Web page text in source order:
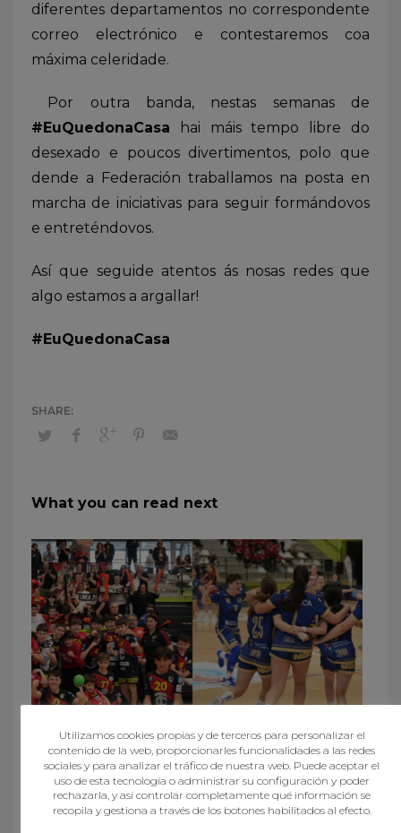
diferentes departamentos no correspondente
correo electrónico e contestaremos coa
máxima celeridade.
Por outra banda, nestas semanas de
#EuQuedonaCasa hai máis tempo libre do
desexado e poucos divertimentos, polo que
dende a Federación traballamos na posta en
marcha de iniciativas para seguir formándovos
e entreténdovos.
Así que seguide atentos ás nosas redes que
algo estamos a argallar!
#EuQuedonaCasa
What you can read next
O LALÍN ARENA ACOLLEU O MELLOR BALONMÁN
DE CATEGORÍA INFANTIL
Utilizamos cookies propias y de terceros para personalizar el
contenido de la web, proporcionarles funcionalidades a las redes
sociales y para analizar el tráfico de nuestra web. Puede aceptar el
uso de esta tecnología o administrar su configuración y poder
rechazarla, y así controlar completamente qué información se
recopila y gestiona a través de los botones habilitados al efecto.